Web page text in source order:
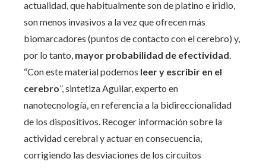
actualidad, que habitualmente son de platino e iridio,
son menos invasivos a la vez que ofrecen más
biomarcadores (puntos de contacto con el cerebro) y,
por lo tanto, mayor probabilidad de efectividad.
“Con este material podemos leer y escribir en el
cerebro”, sintetiza Aguilar, experto en
nanotecnología, en referencia a la bidireccionalidad
de los dispositivos. Recoger información sobre la
actividad cerebral y actuar en consecuencia,
corrigiendo las desviaciones de los circuitos